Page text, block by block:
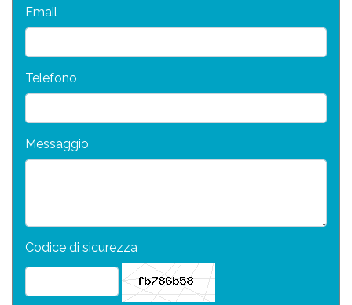
Email
Telefono
Messaggio
Codice di sicurezza